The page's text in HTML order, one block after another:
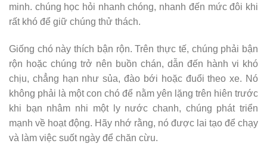
minh. chúng học hỏi nhanh chóng, nhanh đến mức đôi khi
rất khó để giữ chúng thử thách.
Giống chó này thích bận rộn. Trên thực tế, chúng phải bận
rộn hoặc chúng trở nên buồn chán, dẫn đến hành vi khó
chịu, chẳng hạn như sủa, đào bới hoặc đuổi theo xe. Nó
không phải là một con chó để nằm yên lặng trên hiên trước
khi bạn nhâm nhi một ly nước chanh, chúng phát triển
mạnh về hoạt động. Hãy nhớ rằng, nó được lai tạo để chạy
và làm việc suốt ngày để chăn cừu.